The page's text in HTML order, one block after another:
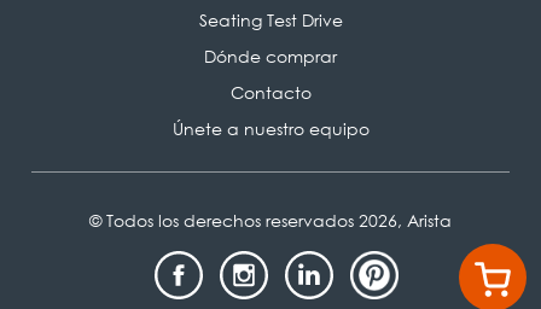
Seating Test Drive
Dónde comprar
Contacto
Únete a nuestro equipo
© Todos los derechos reservados 2026, Arista